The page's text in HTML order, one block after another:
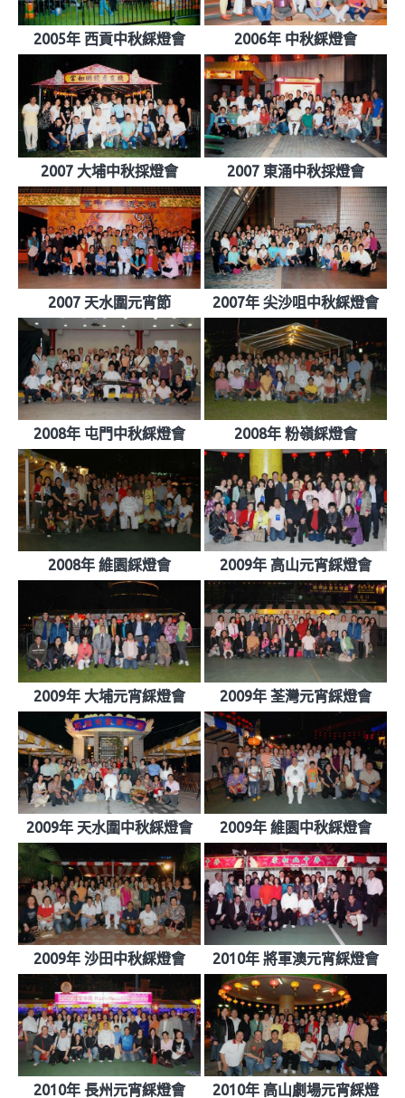
2005年 西貢中秋綵燈會 2006年 中秋綵燈會
2007 大埔中秋採燈會 2007 東涌中秋採燈會
2007 天水圍元宵節 2007年 尖沙咀中秋綵燈會
2008年 屯門中秋綵燈會 2008年 粉嶺綵燈會
2008年 維園綵燈會 2009年 高山元宵綵燈會
2009年 大埔元宵綵燈會 2009年 荃灣元宵綵燈會
2009年 天水圍中秋綵燈會 2009年 維園中秋綵燈會
2009年 沙田中秋綵燈會 2010年 將軍澳元宵綵燈會
2010年 長州元宵綵燈會
2010年 高山劇場元宵綵燈